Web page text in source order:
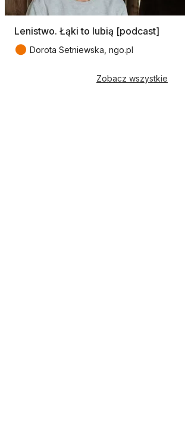
Lenistwo. Łąki to lubią [podcast]
● Dorota Setniewska, ngo.pl
Zobacz wszystkie